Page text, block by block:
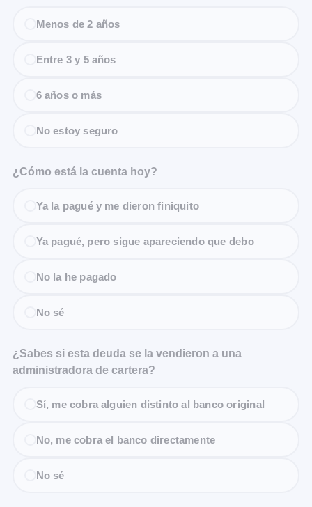
Menos de 2 años
Entre 3 y 5 años
6 años o más
No estoy seguro
¿Cómo está la cuenta hoy?
Ya la pagué y me dieron finiquito
Ya pagué, pero sigue apareciendo que debo
No la he pagado
No sé
¿Sabes si esta deuda se la vendieron a una
administradora de cartera?
Sí, me cobra alguien distinto al banco original
No, me cobra el banco directamente
No sé